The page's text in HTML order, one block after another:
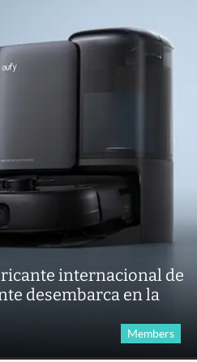
internacional de
desembarca en la
Members